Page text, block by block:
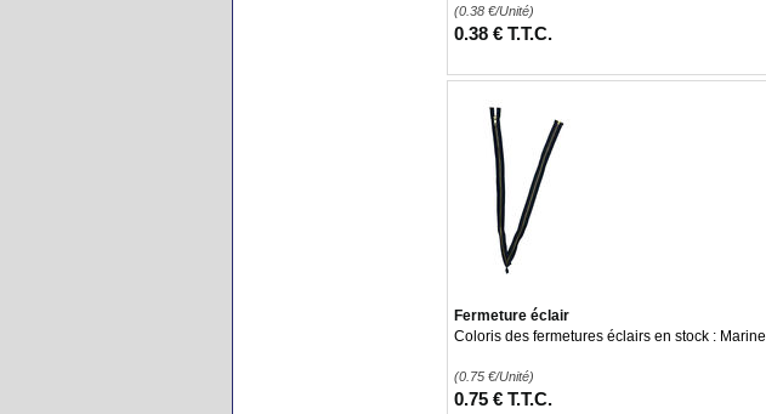
(0.38 €/Unité)
0.38 € T.T.C.
Fermeture éclair
Coloris des fermetures éclairs en stock : Marine
(0.75 €/Unité)
0.75 € T.T.C.